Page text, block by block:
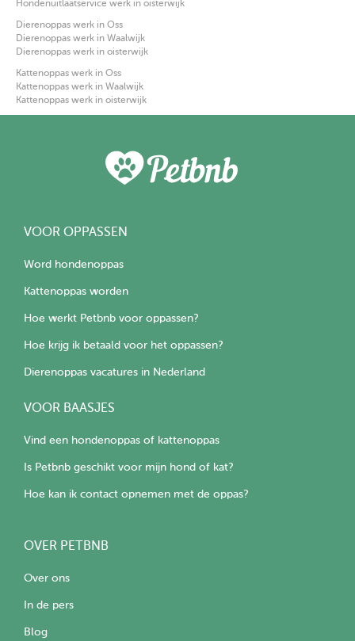
Hondenuitlaatservice werk in oisterwijk
Dierenoppas werk in Oss
Dierenoppas werk in Waalwijk
Dierenoppas werk in oisterwijk
Kattenoppas werk in Oss
Kattenoppas werk in Waalwijk
Kattenoppas werk in oisterwijk
VOOR OPPASSEN
Word hondenoppas
Kattenoppas worden
Hoe werkt Petbnb voor oppassen?
Hoe krijg ik betaald voor het oppassen?
Dierenoppas vacatures in Nederland
VOOR BAASJES
Vind een hondenoppas of kattenoppas
Is Petbnb geschikt voor mijn hond of kat?
Hoe kan ik contact opnemen met de oppas?
OVER PETBNB
Over ons
In de pers
Blog